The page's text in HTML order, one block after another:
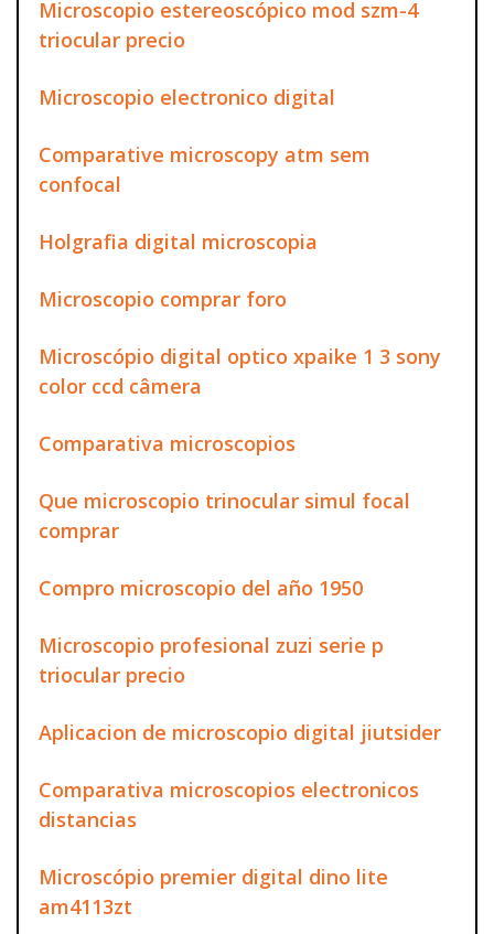
Microscopio estereoscópico mod szm-4
triocular precio
Microscopio electronico digital
Comparative microscopy atm sem
confocal
Holgrafia digital microscopia
Microscopio comprar foro
Microscópio digital optico xpaike 1 3 sony
color ccd câmera
Comparativa microscopios
Que microscopio trinocular simul focal
comprar
Compro microscopio del año 1950
Microscopio profesional zuzi serie p
triocular precio
Aplicacion de microscopio digital jiutsider
Comparativa microscopios electronicos
distancias
Microscópio premier digital dino lite
am4113zt